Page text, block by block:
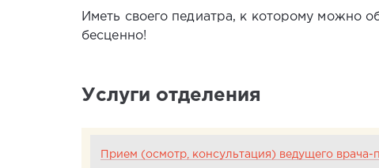
Иметь своего педиатра, к которому можно
бесценно!
Услуги отделения
Прием (осмотр, консультация) ведущего врача-